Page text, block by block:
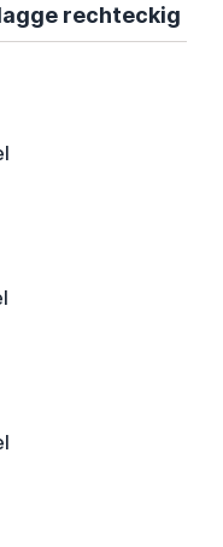
rechteckig